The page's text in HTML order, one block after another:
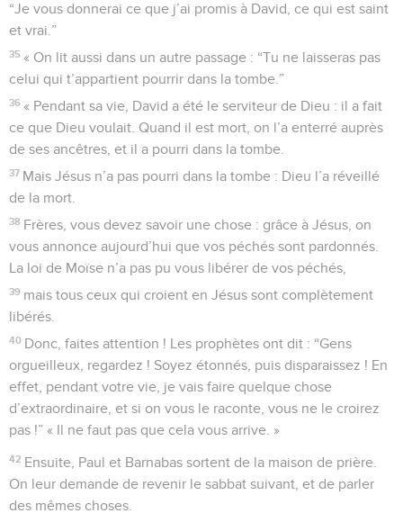
“Je vous donnerai ce que j’ai promis à David, ce qui est saint
et vrai.”
35 « On lit aussi dans un autre passage : “Tu ne laisseras pas
celui qui t’appartient pourrir dans la tombe.”
36 « Pendant sa vie, David a été le serviteur de Dieu : il a fait
ce que Dieu voulait. Quand il est mort, on l’a enterré auprès
de ses ancêtres, et il a pourri dans la tombe.
37 Mais Jésus n’a pas pourri dans la tombe : Dieu l’a réveillé
de la mort.
38 Frères, vous devez savoir une chose : grâce à Jésus, on
vous annonce aujourd’hui que vos péchés sont pardonnés.
La loi de Moïse n’a pas pu vous libérer de vos péchés,
39 mais tous ceux qui croient en Jésus sont complètement
libérés.
40 Donc, faites attention ! Les prophètes ont dit : “Gens
orgueilleux, regardez ! Soyez étonnés, puis disparaissez ! En
effet, pendant votre vie, je vais faire quelque chose
d’extraordinaire, et si on vous le raconte, vous ne le croirez
pas !” « Il ne faut pas que cela vous arrive. »
42 Ensuite, Paul et Barnabas sortent de la maison de prière.
On leur demande de revenir le sabbat suivant, et de parler
des mêmes choses.